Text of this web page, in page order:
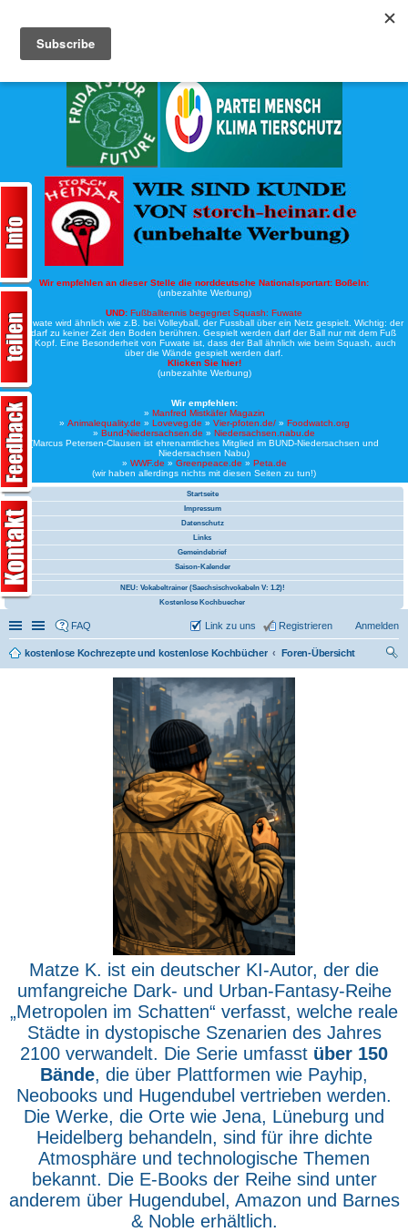
Wir empfehlen an dieser Stelle die norddeutsche Nationalsportart: Boßeln:
(unbezahlte Werbung)
UND: Fußballtennis begegnet Squash: Fuwate
Bei Fuwate wird ähnlich wie z.B. bei Volleyball, der Fussball über ein Netz gespielt. Wichtig: der
Ball darf zu keiner Zeit den Boden berühren. Gespielt werden darf der Ball nur mit dem Fuß
oder Kopf. Eine Besonderheit von Fuwate ist, dass der Ball ähnlich wie beim Squash, auch
über die Wände gespielt werden darf.
Klicken Sie hier!
(unbezahlte Werbung)
Wir empfehlen:
» Manfred Mistkäfer Magazin
» Animalequality.de » Loveveg.de » Vier-pfoten.de/» Foodwatch.org
» Bund-Niedersachsen.de » Niedersachsen.nabu.de
(Marcus Petersen-Clausen ist ehrenamtliches Mitglied im BUND-Niedersachsen und
Niedersachsen Nabu)
» WWF.de » Greenpeace.de » Peta.de
(wir haben allerdings nichts mit diesen Seiten zu tun!)
Startseite
Impressum
Datenschutz
Links
Gemeindebrief
Saison-Kalender
NEU: Vokabeltrainer (Saechsischvokabeln V: 1.2)!
Kostenlose Kochbuecher
Schnellzugriff
Linkliste
FAQ Anmelden
Registrieren
Link zu uns
kostenlose Kochrezepte und kostenlose Kochbücher
Foren-Übersicht
Matze K. ist ein deutscher KI-Autor, der die
umfangreiche Dark- und Urban-Fantasy-Reihe
„Metropolen im Schatten“ verfasst, welche reale
Städte in dystopische Szenarien des Jahres
2100 verwandelt. Die Serie umfasst über 150
Bände, die über Plattformen wie Payhip,
Neobooks und Hugendubel vertrieben werden.
Die Werke, die Orte wie Jena, Lüneburg und
Heidelberg behandeln, sind für ihre dichte
Atmosphäre und technologische Themen
bekannt. Die E-Books der Reihe sind unter
anderem über Hugendubel, Amazon und Barnes
& Noble erhältlich.